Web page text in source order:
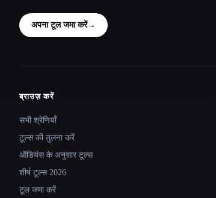
अपना टूल जमा करें→
Site navigation
ब्राउज़ करें
सभी श्रेणियाँ
टूल्स की तुलना करें
ऑडियंस के अनुसार टूल्स
शीर्ष टूल्स 2026
टूल जमा करें